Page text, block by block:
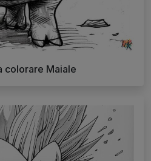
colorare Maiale